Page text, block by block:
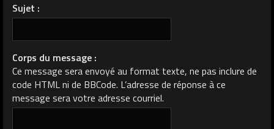
Sujet :
Corps du message :
Ce message sera envoyé au format texte, ne pas inclure de
code HTML ni de BBCode. L’adresse de réponse à ce
message sera votre adresse courriel.